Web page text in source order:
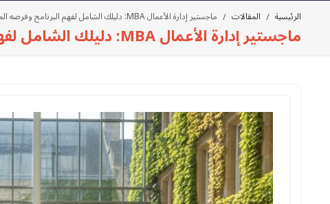
الرئيسية المقالات ماجستير إدارة الأعمال MBA: دليلك الشامل لفهم البرنامج وفرصه المستقبلية
ماجستير إدارة الأعمال MBA: دليلك الشامل لفهم البرنامج وفرصه المستقبلية